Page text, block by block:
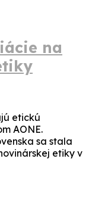
na
etickú
AONE.
sa stala
etiky v